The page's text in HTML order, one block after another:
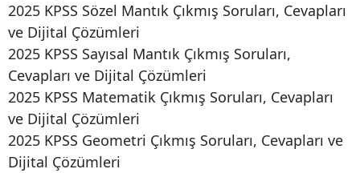
2025 KPSS Sözel Mantık Çıkmış Soruları, Cevapları
ve Dijital Çözümleri
2025 KPSS Sayısal Mantık Çıkmış Soruları,
Cevapları ve Dijital Çözümleri
2025 KPSS Matematik Çıkmış Soruları, Cevapları
ve Dijital Çözümleri
2025 KPSS Geometri Çıkmış Soruları, Cevapları ve
Dijital Çözümleri